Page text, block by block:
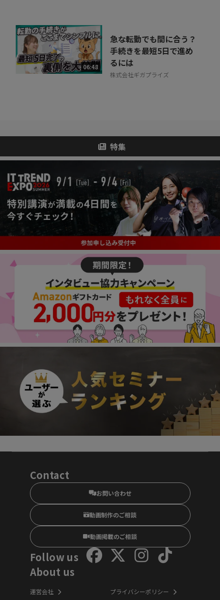
06:48
急な転勤でも間に合う？
手続きを最短5日で進め
るには
株式会社ギガプライズ
特集
Contact
お問い合わせ
動画制作のご相談
動画掲載のご相談
Follow us
About us
運営会社 プライバシーポリシー